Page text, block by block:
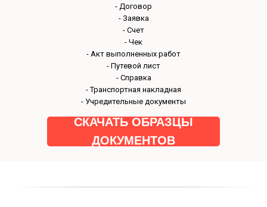
- Договор
- Заявка
- Счет
- Чек
- Акт выполненных работ
- Путевой лист
- Справка
- Транспортная накладная
- Учредительные документы
СКАЧАТЬ ОБРАЗЦЫ
ДОКУМЕНТОВ
Наш